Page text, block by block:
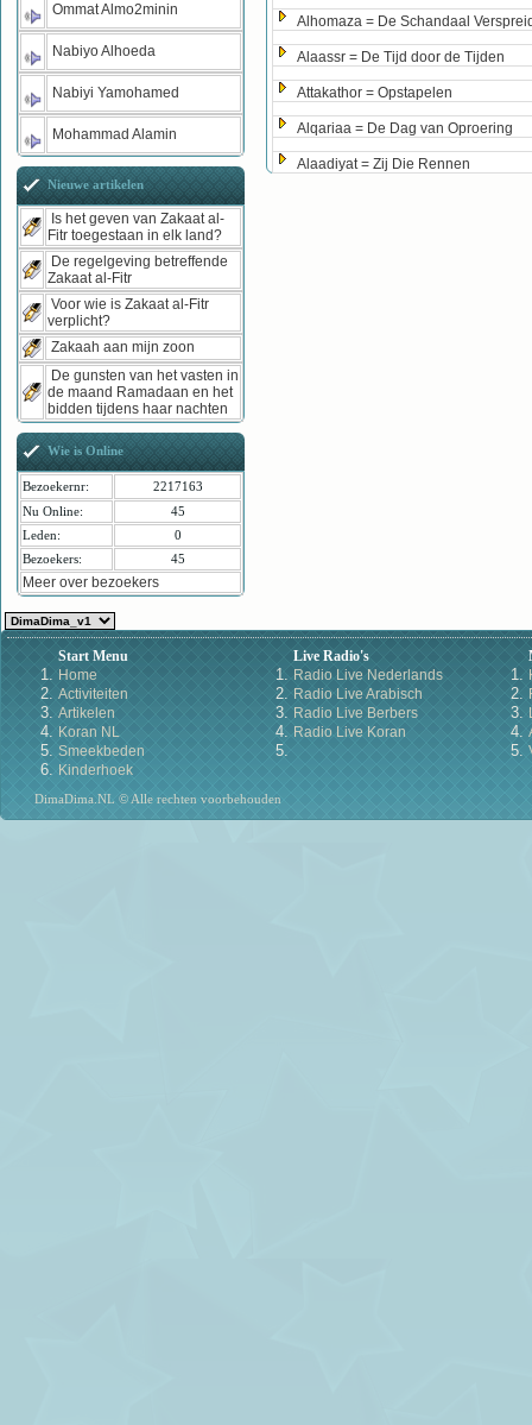
Alhomaza = De Schandaal
Alaassr = De Tijd door de Tijden
Attakathor = Opstapelen
Alqariaa = De Dag van Oproering
Alaadiyat = Zij Die Rennen
Ommat Almo2minin
Nabiyo Alhoeda
Nabiyi Yamohamed
Mohammad Alamin
Nieuwe artikelen
Is het geven van Zakaat al-
Fitr toegestaan in elk land?
De regelgeving betreffende
Zakaat al-Fitr
Voor wie is Zakaat al-Fitr
verplicht?
Zakaah aan mijn zoon
De gunsten van het vasten in
de maand Ramadaan en het
bidden tijdens haar nachten
Wie is Online
Bezoekernr:
2217163
Nu Online:
45
Leden:
0
Bezoekers:
45
Meer over bezoekers
Start Menu
Home
Activiteiten
Artikelen
Koran NL
Smeekbeden
Kinderhoek
Live Radio's
Radio Live Nederlands
Radio Live Arabisch
Radio Live Berbers
Radio Live Koran
DimaDima.NL © Alle rechten voorbehouden